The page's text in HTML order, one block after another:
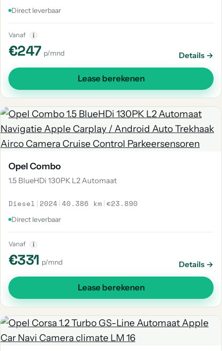
Direct leverbaar
Vanaf i
€247 p/mnd Details →
Lease berekenen
Opel Combo
1.5 BlueHDi 130PK L2 Automaat
Diesel | 2024 |40.386 km |€23.890
Direct leverbaar
Vanaf i
€331 p/mnd Details →
Lease berekenen